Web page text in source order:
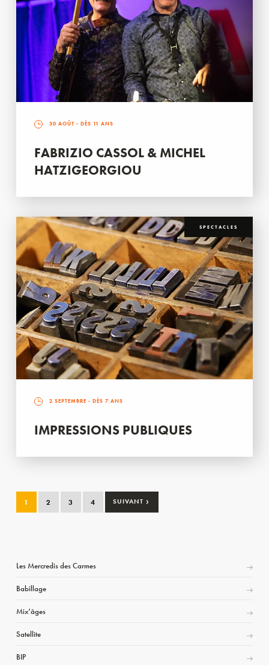
30 AOÛT - DÈS 11 ANS
FABRIZIO CASSOL & MICHEL
HATZIGEORGIOU
SPECTACLES
2 SEPTEMBRE - DÈS 7 ANS
IMPRESSIONS PUBLIQUES
1 2 3 4 SUIVANT ›
Les Mercredis des Carmes
Babillage
Mix’âges
Satellite
BIP